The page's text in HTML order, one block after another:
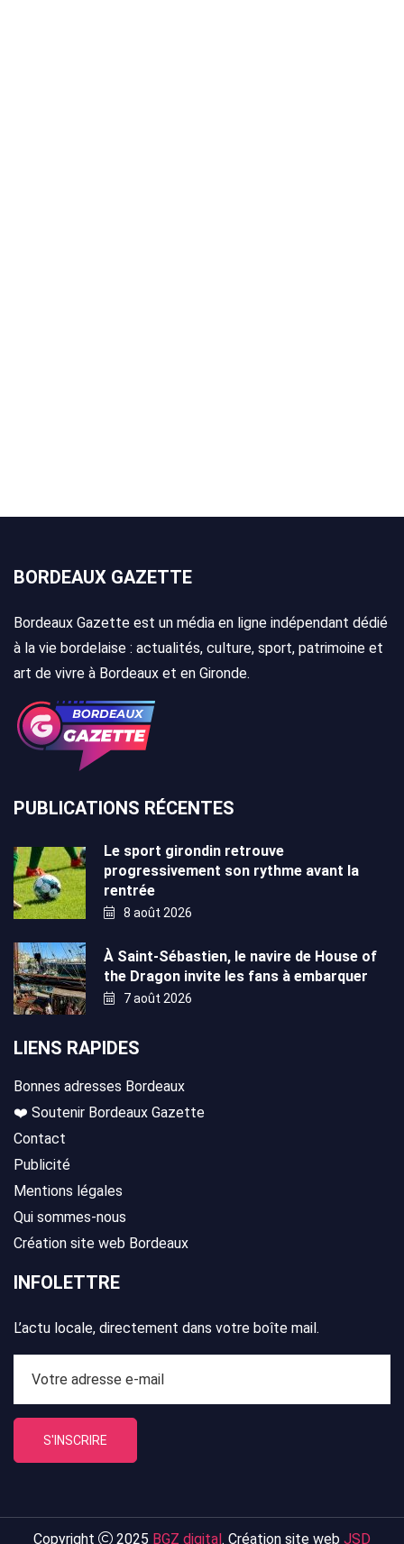
BORDEAUX GAZETTE
Bordeaux Gazette est un média en ligne indépendant dédié
à la vie bordelaise : actualités, culture, sport, patrimoine et
art de vivre à Bordeaux et en Gironde.
PUBLICATIONS RÉCENTES
Le sport girondin retrouve
progressivement son rythme avant la
rentrée
8 août 2026
À Saint-Sébastien, le navire de House of
the Dragon invite les fans à embarquer
7 août 2026
LIENS RAPIDES
Bonnes adresses Bordeaux
❤️ Soutenir Bordeaux Gazette
Contact
Publicité
Mentions légales
Qui sommes-nous
Création site web Bordeaux
INFOLETTRE
L’actu locale, directement dans votre boîte mail.
S'INSCRIRE
Copyright 2025 BGZ digital . Création site web JSD